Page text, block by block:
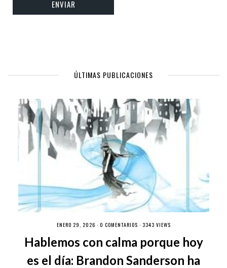
ÚLTIMAS PUBLICACIONES
ENERO 29, 2026 · 0 COMENTARIOS · 3343 VIEWS
Hablemos con calma porque hoy
es el día: Brandon Sanderson ha